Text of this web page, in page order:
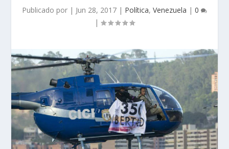
Publicado por | Jun 28, 2017 | Política, Venezuela | 0
|